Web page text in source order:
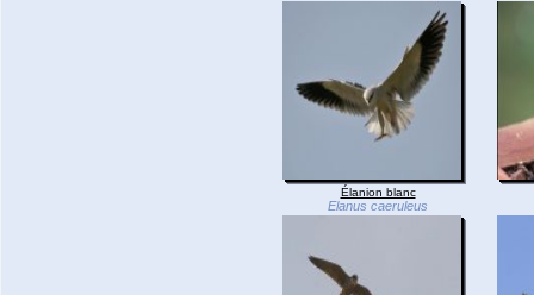
Élanion blanc
Elanus caeruleus